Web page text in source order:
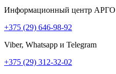
Информационный центр АРГО
+375 (29) 646-98-92
Viber, Whatsapp и Telegram
+375 (29) 312-32-02